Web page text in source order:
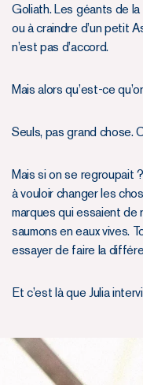
Goliath. Les géants de la
ou à craindre d’un petit
n’est pas d’accord.
Mais alors qu’est-ce
Seuls, pas grand chose.
Mais si on se regroupait
à vouloir changer les
marques qui essaient de
saumons en eaux vives.
essayer de faire la
Et c’est là que Julia